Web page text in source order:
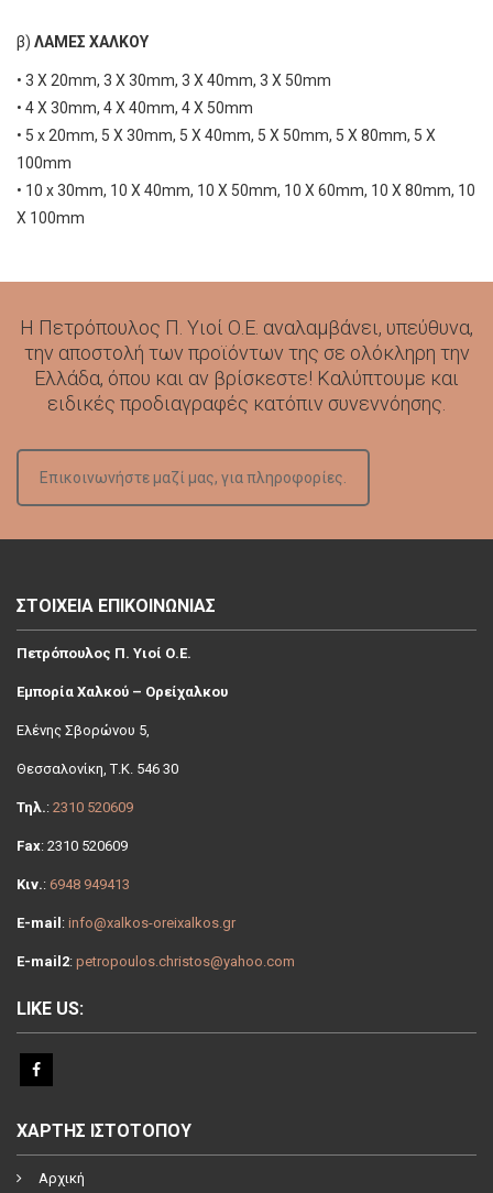
β) ΛΑΜΕΣ ΧΑΛΚΟΥ
• 3 Χ 20mm, 3 Χ 30mm, 3 Χ 40mm, 3 Χ 50mm
• 4 X 30mm, 4 X 40mm, 4 X 50mm
• 5 x 20mm, 5 X 30mm, 5 X 40mm, 5 X 50mm, 5 X 80mm, 5 X
100mm
• 10 x 30mm, 10 X 40mm, 10 X 50mm, 10 X 60mm, 10 X 80mm, 10
X 100mm
Η Πετρόπουλος Π. Υιοί Ο.Ε. αναλαμβάνει, υπεύθυνα,
την αποστολή των προϊόντων της σε ολόκληρη την
Ελλάδα, όπου και αν βρίσκεστε! Καλύπτουμε και
ειδικές προδιαγραφές κατόπιν συνεννόησης.
Επικοινωνήστε μαζί μας, για πληροφορίες.
ΣΤΟΙΧΕΙΑ ΕΠΙΚΟΙΝΩΝΙΑΣ
Πετρόπουλος Π. Υιοί Ο.Ε.
Εμπορία Χαλκού – Ορείχαλκου
Ελένης Σβoρώνου 5,
Θεσσαλονίκη, Τ.Κ. 546 30
Τηλ.: 2310 520609
Fax: 2310 520609
Κιν.: 6948 949413
E-mail : info@xalkos-oreixalkos.gr
E-mail2: petropoulos.christos@yahoo.com
LIKE US:
ΧΑΡΤΗΣ ΙΣΤΟΤΟΠΟΥ
Αρχική